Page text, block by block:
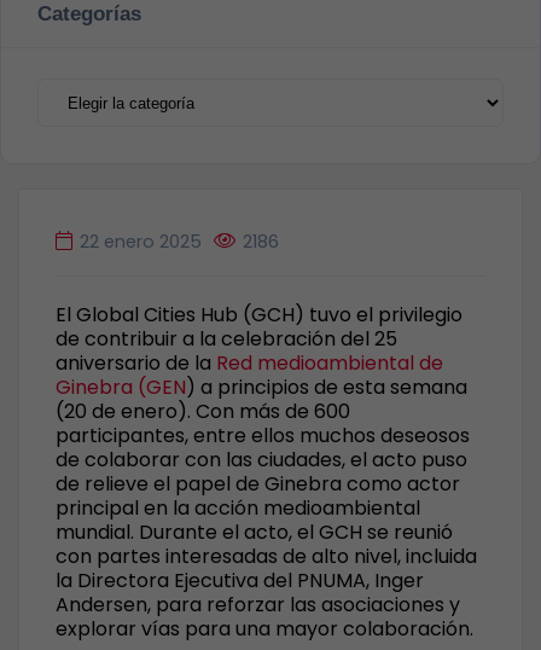
Categorías
Categorías
22 enero 2025 2186
El Global Cities Hub (GCH) tuvo el privilegio
de contribuir a la celebración del 25
aniversario de la Red medioambiental de
Ginebra (GEN) a principios de esta semana
(20 de enero). Con más de 600
participantes, entre ellos muchos deseosos
de colaborar con las ciudades, el acto puso
de relieve el papel de Ginebra como actor
principal en la acción medioambiental
mundial. Durante el acto, el GCH se reunió
con partes interesadas de alto nivel, incluida
la Directora Ejecutiva del PNUMA, Inger
Andersen, para reforzar las asociaciones y
explorar vías para una mayor colaboración.